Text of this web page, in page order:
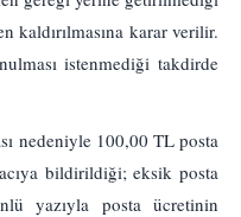
kaldırılmasına karar verilir.
istenmediği takdirde
nedeniyle 100,00 TL posta
bildirildiği; eksik posta
yazıyla posta ücretinin